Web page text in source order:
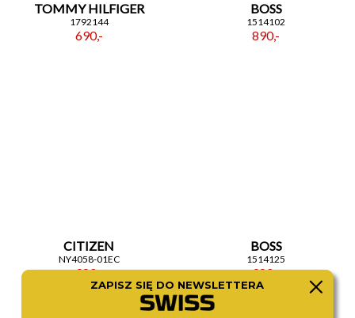
TOMMY HILFIGER
1792144
690,-
BOSS
1514102
890,-
CITIZEN
NY4058-01EC
980,-
BOSS
1514125
980,-
ZAPISZ SIĘ DO NEWSLETTERA